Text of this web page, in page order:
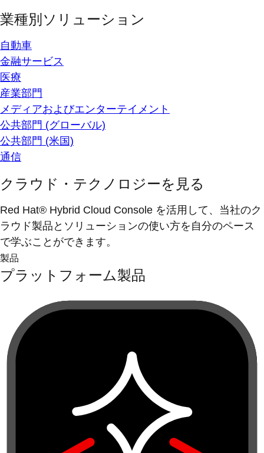
業種別ソリューション
自動車
金融サービス
医療
産業部門
メディアおよびエンターテイメント
公共部門 (グローバル)
公共部門 (米国)
通信
クラウド・テクノロジーを見る
Red Hat® Hybrid Cloud Console を活用して、当社のク
ラウド製品とソリューションの使い方を自分のペース
で学ぶことができます。
製品
プラットフォーム製品